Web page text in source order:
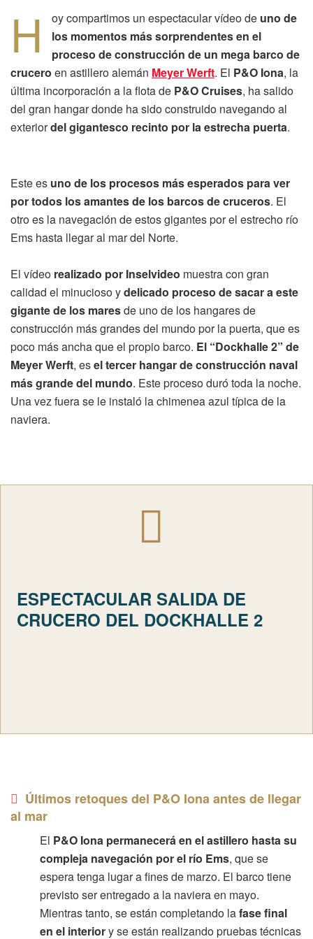
H oy compartimos un espectacular vídeo de uno de
los momentos más sorprendentes en el
proceso de construcción de un mega barco de
crucero en astillero alemán Meyer Werft. El P&O Iona, la
última incorporación a la flota de P&O Cruises, ha salido
del gran hangar donde ha sido construido navegando al
exteriordel gigantesco recinto por la estrecha puerta.
Este es uno de los procesos más esperados para ver
por todos los amantes de los barcos de cruceros. El
otro es la navegación de estos gigantes por el estrecho río
Ems hasta llegar al mar del Norte.
El vídeo realizado por Inselvideo muestra con gran
calidad el minucioso ydelicado proceso de sacar a este
gigante de los maresde uno de los hangares de
construcción más grandes del mundo por la puerta, que es
poco más ancha que el propio barco. El “Dockhalle 2” de
Meyer Werft, esel tercer hangar de construcción naval
más grande del mundo. Este proceso duró toda la noche.
Una vez fuera se le instaló la chimenea azul típica de la
naviera.
ESPECTACULAR SALIDA DE
CRUCERO DEL DOCKHALLE 2
Últimos retoques del P&O Iona antes de llegar
al mar
El P&O Iona permanecerá en el astillero hasta su
compleja navegación por el río Ems, que se
espera tenga lugar a fines de marzo. El barco tiene
previsto ser entregado a la naviera en mayo.
Mientras tanto, se están completando lafase final
en el interiory se están realizando pruebas técnicas